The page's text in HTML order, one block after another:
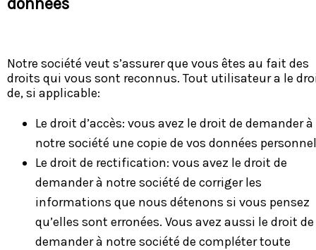
données
Notre société veut s’assurer que vous êtes au fait des
droits qui vous sont reconnus. Tout utilisateur a le
de, si applicable:
Le droit d’accès: vous avez le droit de demander à
notre société une copie de vos données
Le droit de rectification: vous avez le droit de
demander à notre société de corriger les
informations que nous détenons si vous pensez
qu’elles sont erronées. Vous avez aussi le droit de
demander à notre société de compléter toute